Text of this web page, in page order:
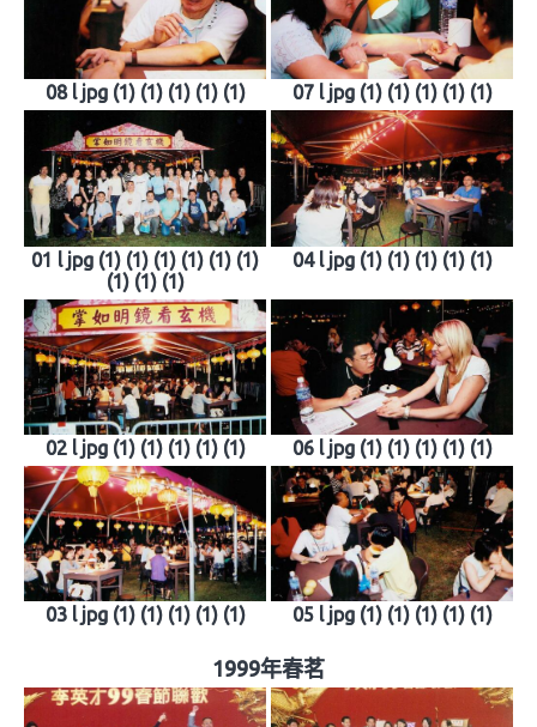
08 l jpg (1) (1) (1) (1) (1) 07 l jpg (1) (1) (1) (1) (1)
01 l jpg (1) (1) (1) (1) (1) (1)
(1) (1) (1)
04 l jpg (1) (1) (1) (1) (1)
02 l jpg (1) (1) (1) (1) (1) 06 l jpg (1) (1) (1) (1) (1)
03 l jpg (1) (1) (1) (1) (1) 05 l jpg (1) (1) (1) (1) (1)
1999年春茗